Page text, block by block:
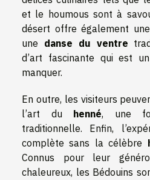
et le houmous sont à
désert offre également
une danse du ventre
d’art fascinante qui est
manquer.
En outre, les visiteurs
l’art du henné, une
traditionnelle. Enfin,
complète sans la célèbre
Connus pour leur
chaleureux, les Bédouins